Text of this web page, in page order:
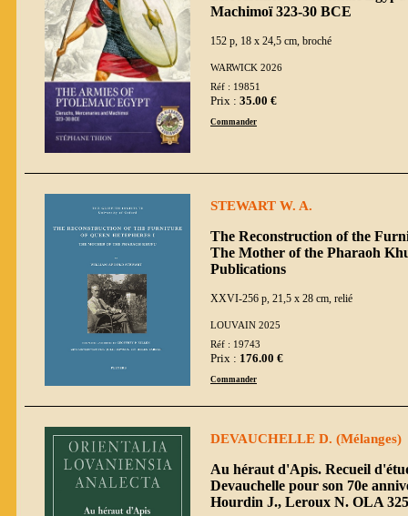
Machimoï 323-30 BCE
152 p, 18 x 24,5 cm, broché
WARWICK 2026
Réf : 19851
Prix : 35.00 €
Commander
STEWART W. A.
The Reconstruction of the
The Mother of the Pharaoh
Publications
XXVI-256 p, 21,5 x 28 cm, relié
LOUVAIN 2025
Réf : 19743
Prix : 176.00 €
Commander
DEVAUCHELLE D. (Mélanges)
Au héraut d'Apis. Recueil
Devauchelle pour son 70e
Hourdin J., Leroux N. OLA 325